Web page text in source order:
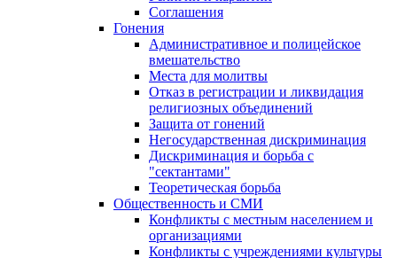
Соглашения
Гонения
Административное и полицейское
вмешательство
Места для молитвы
Отказ в регистрации и ликвидация
религиозных объединений
Защита от гонений
Негосударственная дискриминация
Дискриминация и борьба с
"сектантами"
Теоретическая борьба
Общественность и СМИ
Конфликты с местным населением и
организациями
Конфликты с учреждениями культуры